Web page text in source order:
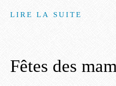
LIRE LA SUITE
Fêtes des